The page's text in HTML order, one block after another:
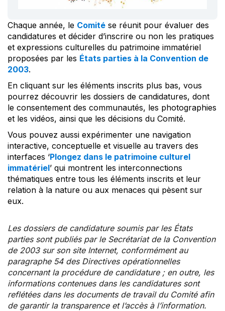
Chaque année, le Comité se réunit pour évaluer des
candidatures et décider d’inscrire ou non les pratiques
et expressions culturelles du patrimoine immatériel
proposées par les États parties à la Convention de
2003.
En cliquant sur les éléments inscrits plus bas, vous
pourrez découvrir les dossiers de candidatures, dont
le consentement des communautés, les photographies
et les vidéos, ainsi que les décisions du Comité.
Vous pouvez aussi expérimenter une navigation
interactive, conceptuelle et visuelle au travers des
interfaces ‘Plongez dans le patrimoine culturel
immatériel’ qui montrent les interconnections
thématiques entre tous les éléments inscrits et leur
relation à la nature ou aux menaces qui pèsent sur
eux.
Les dossiers de candidature soumis par les États
parties sont publiés par le Secrétariat de la Convention
de 2003 sur son site Internet, conformément au
paragraphe 54 des Directives opérationnelles
concernant la procédure de candidature ; en outre, les
informations contenues dans les candidatures sont
reflétées dans les documents de travail du Comité afin
de garantir la transparence et l’accès à l’information.